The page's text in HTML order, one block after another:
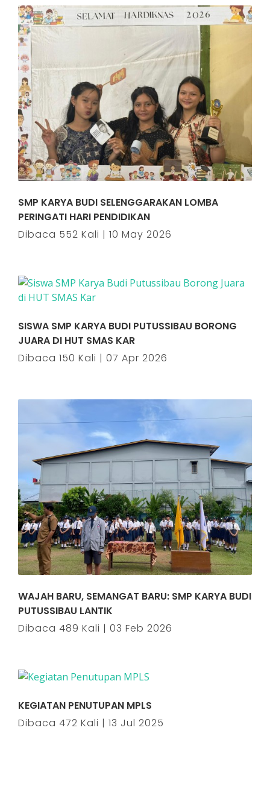
SMP KARYA BUDI SELENGGARAKAN LOMBA
PERINGATI HARI PENDIDIKAN
Dibaca 552 Kali | 10 May 2026
SISWA SMP KARYA BUDI PUTUSSIBAU BORONG
JUARA DI HUT SMAS KAR
Dibaca 150 Kali | 07 Apr 2026
WAJAH BARU, SEMANGAT BARU: SMP KARYA BUDI
PUTUSSIBAU LANTIK
Dibaca 489 Kali | 03 Feb 2026
KEGIATAN PENUTUPAN MPLS
Dibaca 472 Kali | 13 Jul 2025